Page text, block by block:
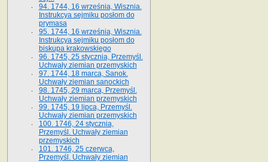
94. 1744, 16 września, Wisznia.
Instrukcya sejmiku posłom do
prymasa
95. 1744, 16 września, Wisznia.
Instrukcya sejmiku posłom do
biskupa krakowskiego
96. 1745, 25 stycznia, Przemyśl.
Uchwały ziemian przemyskich
97. 1744, 18 marca, Sanok.
Uchwały ziemian sanockich
98. 1745, 29 marca, Przemyśl.
Uchwały ziemian przemyskich
99. 1745, 19 lipca, Przemyśl.
Uchwały ziemian przemyskich
100. 1746, 24 stycznia,
Przemyśl. Uchwały ziemian
przemyskich
101. 1746, 25 czerwca,
Przemyśl. Uchwały ziemian